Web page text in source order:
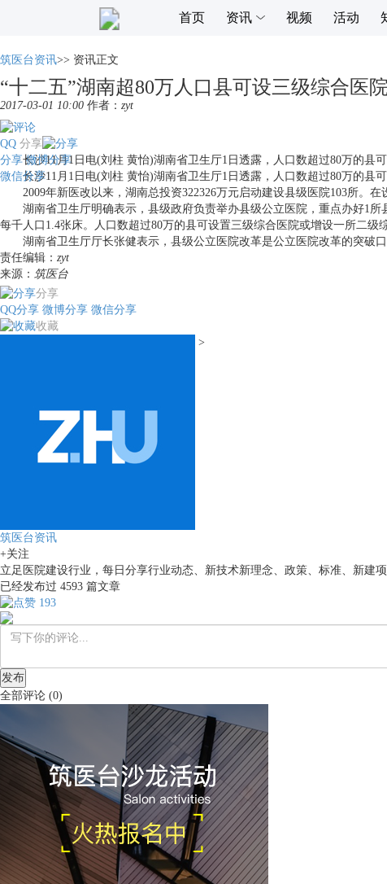
首页 资讯 视频 活动
筑医台资讯>> 资讯正文
“十二五”湖南超80万人口县可设三级综合医
2017-03-01 10:00 作者： zyt
分享
QQ
分享 微博分享
微信分享
长沙11月1日电(刘柱 黄怡)湖南省卫生厅1日透露，人口数超过80万的县可
长沙11月1日电(刘柱 黄怡)湖南省卫生厅1日透露，人口数超过80万的县可
2009年新医改以来，湖南总投资322326万元启动建设县级医院103所。在
湖南省卫生厅明确表示，县级政府负责举办县级公立医院，重点办好1所
每千人口1.4张床。人口数超过80万的县可设置三级综合医院或增设一所二
湖南省卫生厅厅长张健表示，县级公立医院改革是公立医院改革的突破口
责任编辑： zyt
来源： 筑医台
分享
QQ分享 微博分享 微信分享
收藏
>
筑医台资讯
+关注
立足医院建设行业，每日分享行业动态、新技术新理念、政策、标准、新建
已经发布过 4593 篇文章
193
发布
全部评论 (0)